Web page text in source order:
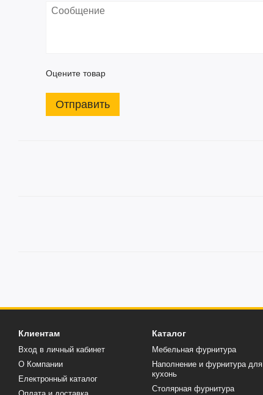
Оцените товар
Отправить
Клиентам
Вход в личный кабинет
О Компании
Електронный каталог
Каталог
Мебельная фурнитура
Наполнение и фурнитура для
кухонь
Столярная фурнитура